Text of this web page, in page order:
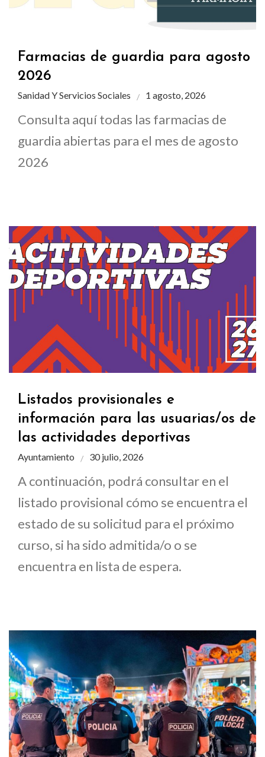
Farmacias de guardia para agosto
2026
Sanidad Y Servicios Sociales 1 agosto, 2026
Consulta aquí todas las farmacias de
guardia abiertas para el mes de agosto
2026
Listados provisionales e
información para las usuarias/os de
las actividades deportivas
Ayuntamiento 30 julio, 2026
A continuación, podrá consultar en el
listado provisional cómo se encuentra el
estado de su solicitud para el próximo
curso, si ha sido admitida/o o se
encuentra en lista de espera.